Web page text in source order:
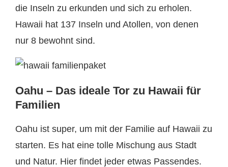
die Inseln zu erkunden und sich zu erholen.
Hawaii hat 137 Inseln und Atollen, von denen
nur 8 bewohnt sind.
Oahu – Das ideale Tor zu Hawaii für
Familien
Oahu ist super, um mit der Familie auf Hawaii zu
starten. Es hat eine tolle Mischung aus Stadt
und Natur. Hier findet jeder etwas Passendes.